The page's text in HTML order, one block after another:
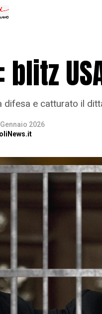
blitz
difesa e catturato il
2026